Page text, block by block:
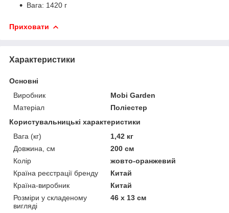
Вага: 1420 г
Приховати
Характеристики
Основні
Виробник
Mobi Garden
Матеріал
Поліестер
Користувальницькі характеристики
Вага (кг)
1,42 кг
Довжина, см
200 см
Колір
жовто-оранжевий
Країна реєстрації бренду
Китай
Країна-виробник
Китай
Розміри у складеному
вигляді
46 х 13 см